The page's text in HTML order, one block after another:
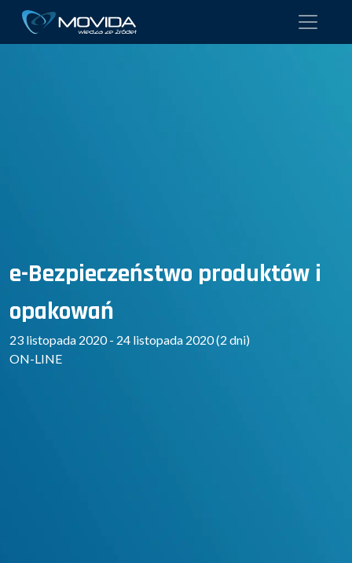
e-Bezpieczeństwo produktów i
opakowań
23 listopada 2020 - 24 listopada 2020 (2 dni)
ON-LINE